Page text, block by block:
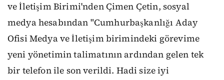
ve İletişim Birimi'nden Çimen Çetin, sosyal
medya hesabından "Cumhurbaşkanlığı Aday
Ofisi Medya ve İletişim birimindeki görevime
yeni yönetimin talimatının ardından gelen tek
bir telefon ile son verildi. Hadi size iyi